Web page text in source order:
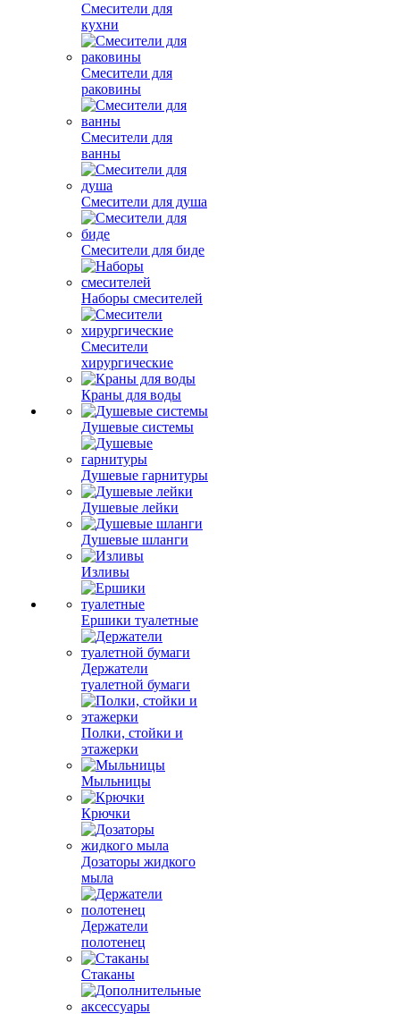
Смесители для
кухни
Смесители для
раковины
Смесители для
ванны
Смесители для душа
Смесители для биде
Наборы смесителей
Смесители
хирургические
Краны для воды
Душевые системы
Душевые гарнитуры
Душевые лейки
Душевые шланги
Изливы
Ершики туалетные
Держатели
туалетной бумаги
Полки, стойки и
этажерки
Мыльницы
Крючки
Дозаторы жидкого
мыла
Держатели
полотенец
Стаканы